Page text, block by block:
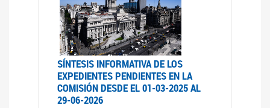
SÍNTESIS INFORMATIVA DE LOS
EXPEDIENTES PENDIENTES EN LA
COMISIÓN DESDE EL 01-03-2025 AL
29-06-2026